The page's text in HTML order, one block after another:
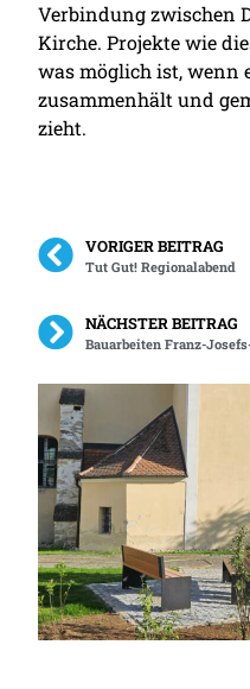
Verbindung zwischen
Kirche. Projekte wie
was möglich ist, wenn
zusammenhält und
zieht.
VORIGER BEITRAG
Tut Gut! Regionalabend
NÄCHSTER BEITRAG
Bauarbeiten Franz-